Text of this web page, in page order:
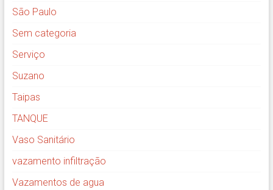
São Paulo
Sem categoria
Serviço
Suzano
Taipas
TANQUE
Vaso Sanitário
vazamento infiltração
Vazamentos de agua